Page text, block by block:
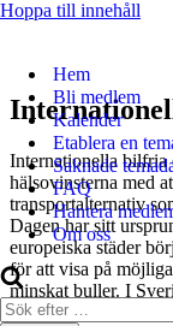
Hoppa till innehåll
Hem
Bli medlem
Kalender
Etablera en
Saknade
FAQ
Hantera
Om oss
Sök
Internationella bilfria
hälsovinsterna med
transportalternativ
Dagen har sitt
europeiska städer
för att visa på
minskat buller. I
klimatdebatten och